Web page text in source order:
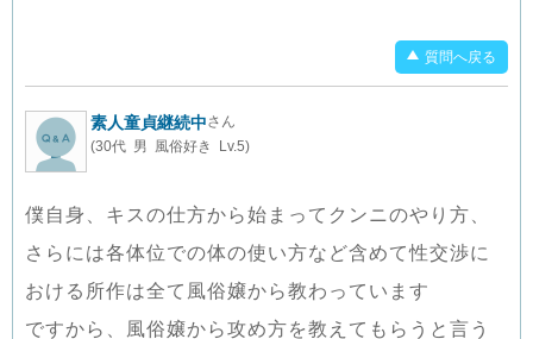
質問へ戻る
素人童貞継続中さん
(30代 男 風俗好き Lv.5)
僕自身、キスの仕方から始まってクンニのやり方、
さらには各体位での体の使い方など含めて性交渉に
おける所作は全て風俗嬢から教わっています
ですから、風俗嬢から攻め方を教えてもらうと言う